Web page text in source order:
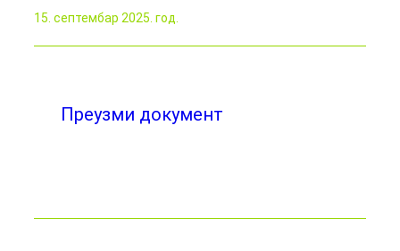
15. септембар 2025. год.
Преузми документ